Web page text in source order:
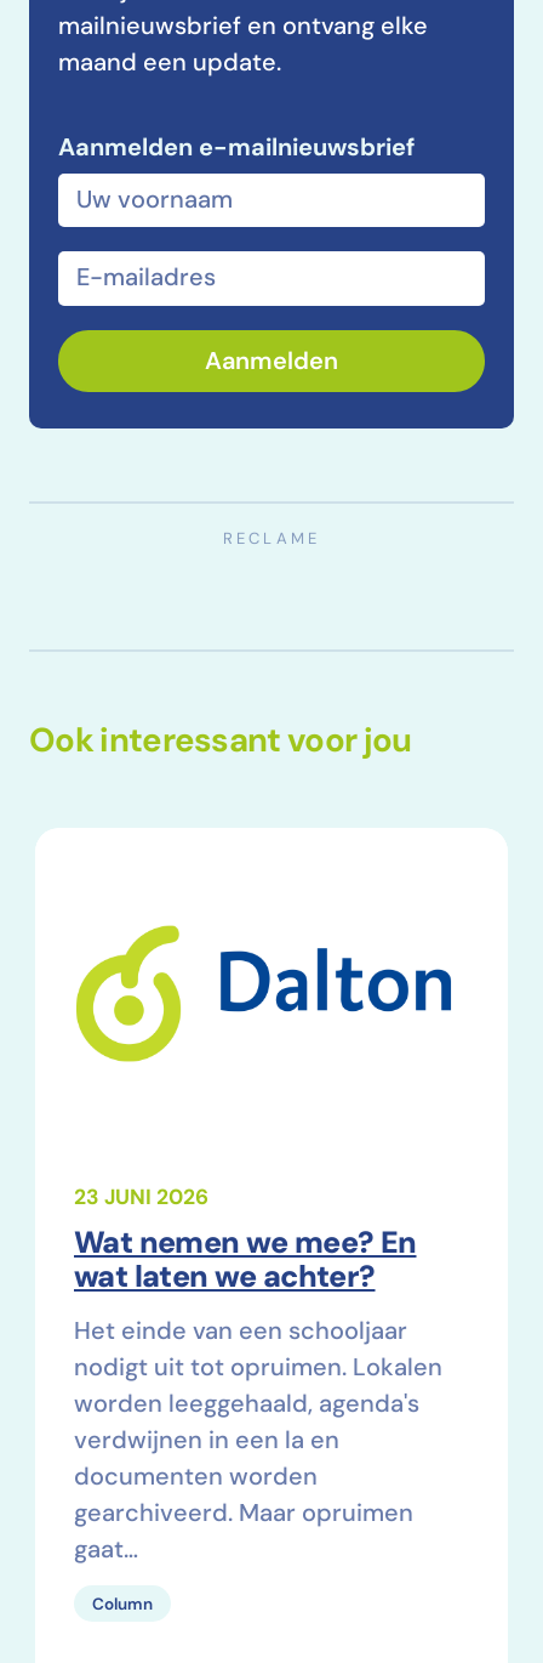
mailnieuwsbrief en ontvang elke
maand een update.
Aanmelden e-mailnieuwsbrief
Voor- en achternaam
E-mailadres
Aanmelden
Ook interessant voor jou
Wat nemen we mee? En
wat laten we achter?
23 JUNI 2026
Het einde van een schooljaar
nodigt uit tot opruimen. Lokalen
worden leeggehaald, agenda's
verdwijnen in een la en
documenten worden
gearchiveerd. Maar opruimen
gaat…
Column